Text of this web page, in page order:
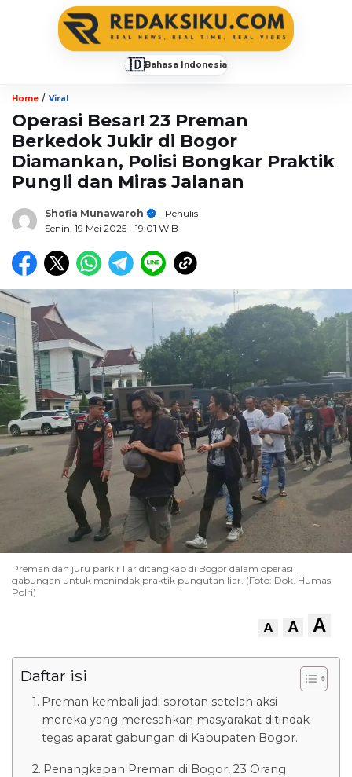
🇮🇩Bahasa Indonesia
Home / Viral
Operasi Besar! 23 Preman
Berkedok Jukir di Bogor
Diamankan, Polisi Bongkar Praktik
Pungli dan Miras Jalanan
Shofia Munawaroh
- Penulis
Senin, 19 Mei 2025 - 19:01 WIB
Preman dan juru parkir liar ditangkap di Bogor dalam operasi
gabungan untuk menindak praktik pungutan liar. (Foto: Dok. Humas
Polri)
A A A
Daftar isi
Preman kembali jadi sorotan setelah aksi
mereka yang meresahkan masyarakat ditindak
tegas aparat gabungan di Kabupaten Bogor.
Penangkapan Preman di Bogor, 23 Orang